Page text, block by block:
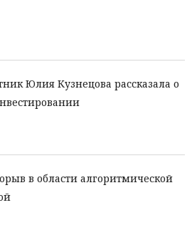
Юлия Кузнецова рассказала о
в области алгоритмической